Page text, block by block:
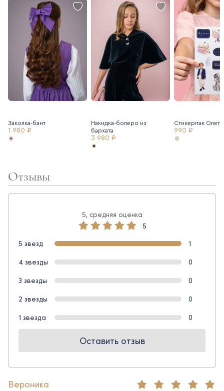
Заколка-бант
1 980 ₽
Накидка-болеро из
бархата
3 980 ₽
Стикерпак
990 ₽
Отзывы
5, средняя оценка
5
5 звезд
1
4 звезды
0
3 звезды
0
2 звезды
0
1 звезда
0
Оставить отзыв
Вероника